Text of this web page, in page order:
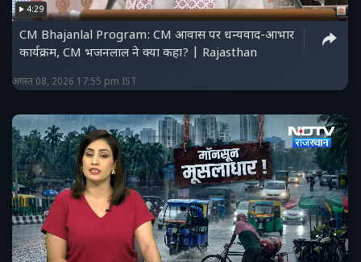
4:29
CM Bhajanlal Program: CM आवास पर धन्यवाद-आभार
कार्यक्रम, CM भजनलाल ने क्या कहा? | Rajasthan
अगस्त 08, 2026 17:55 pm IST